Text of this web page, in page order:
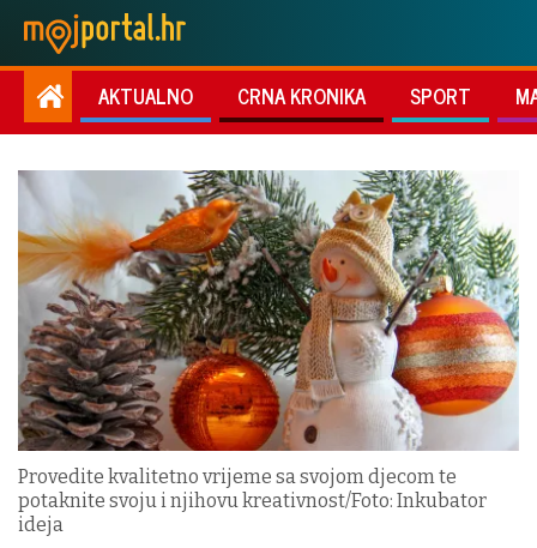
AKTUALNO CRNA KRONIKA SPORT
Provedite kvalitetno vrijeme sa svojom djecom te
potaknite svoju i njihovu kreativnost/Foto: Inkubator
ideja